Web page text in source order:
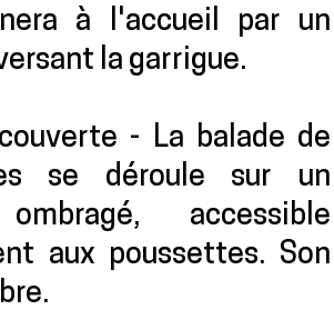
à l'accueil par un
la garrigue.
- La balade de
se déroule sur un
accessible
aux poussettes. Son